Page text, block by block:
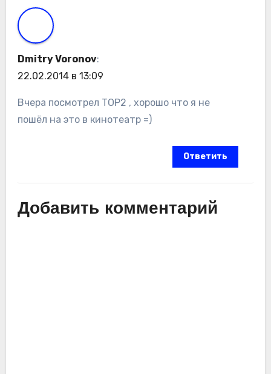
Dmitry Voronov:
22.02.2014 в 13:09
Вчера посмотрел ТОР2 , хорошо что я не
пошёл на это в кинотеатр =)
Ответить
Добавить комментарий